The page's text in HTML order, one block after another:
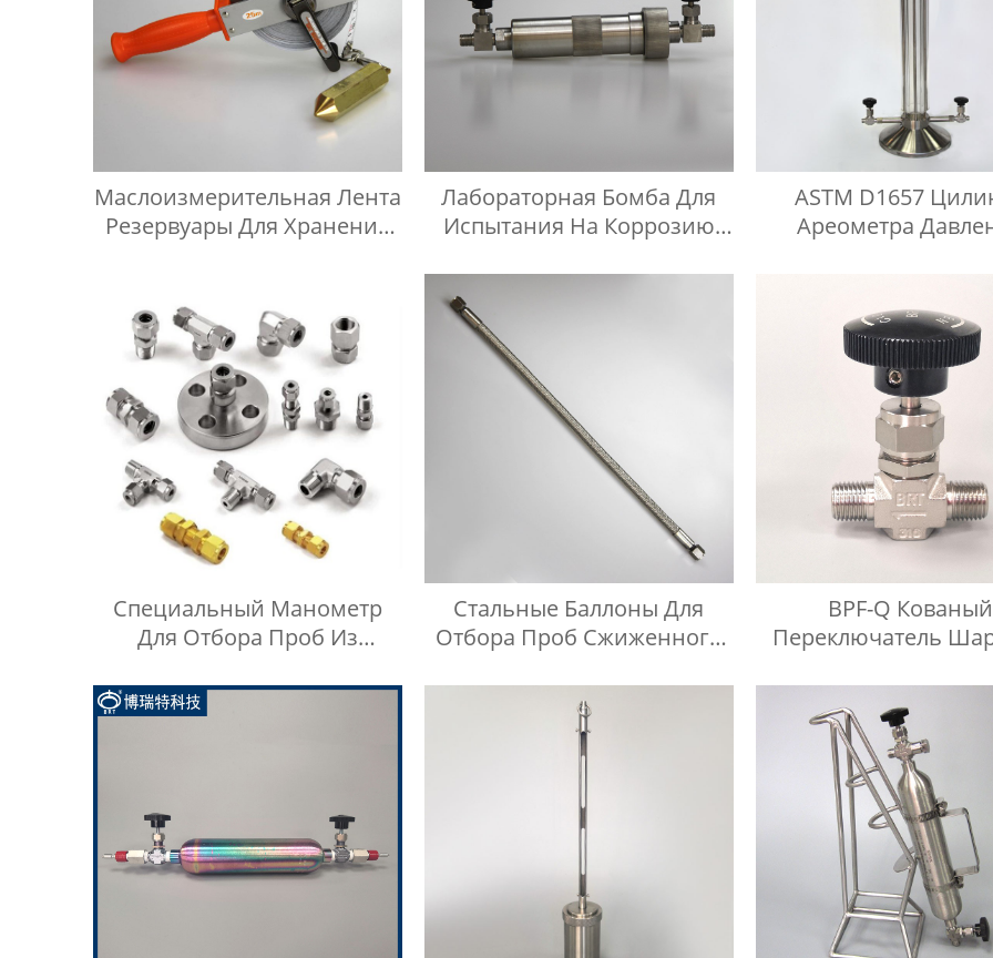
Маслоизмерительная Лента
Резервуары Для Хранения
Лабораторная Бомба Для
Испытания На Коррозию
ASTM D1657
Ареометра
Специальный Манометр
Для Отбора Проб Из
Включая Тройник Из
Нержавеющей Стали
Стальные Баллоны Для
Отбора Проб Сжиженного
Высокого Давления Длиной
1 Метр
BPF-Q Кованый
Переключатель
Нержавеющей